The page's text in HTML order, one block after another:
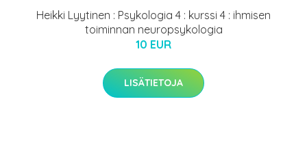
Heikki Lyytinen : Psykologia 4 : kurssi 4 : ihmisen
toiminnan neuropsykologia
10 EUR
LISÄTIETOJA